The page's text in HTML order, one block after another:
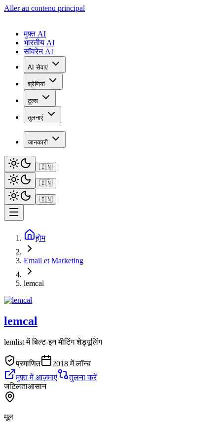
Aller au contenu principal
मुफ़्त AI
भारतीय AI
सॉवरेन AI
AI सेवाएं
श्रेणियां
टूल्स
तुलनाएं
जानकारी
🇮🇳
🇮🇳
🇮🇳
होम
Email et Marketing
lemcal
lemcal
lemlist में बिल्ट-इन मीटिंग शेड्यूलिंग
प्रमाणित
2018 में लॉन्च
मुफ़्त में आज़माएं
तुलना करें
जटिलताआसान
मूल